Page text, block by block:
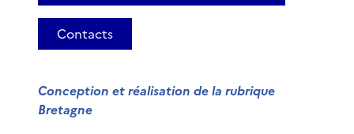
Contacts
Conception et réalisation de la rubrique
Bretagne